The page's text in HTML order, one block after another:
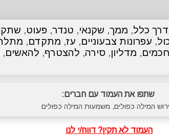
כלל, ממך, שקנאי, טנדר, פעוט,
, עפרונות צבעוניים, עז, מתקדם,
חכמים, מדליון, סירה, להצטרף, להאשים,
שתפו את העמוד עם חברים:
המילה כפולים, משמעות המילה כפולים
העמוד לא תקין? דווח/י לנו